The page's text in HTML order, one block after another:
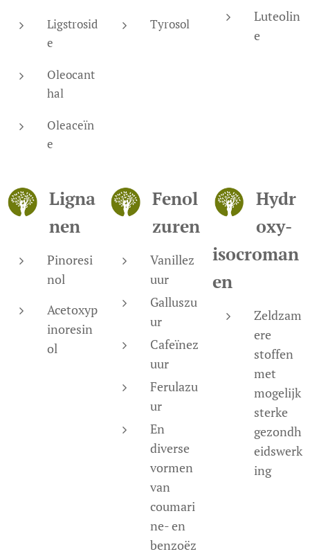
Ligstrosid
e
Oleocant
hal
Oleaceïn
e
Tyrosol
Luteolin
e
Ligna
nen
Pinoresi
nol
Acetoxyp
inoresin
ol
Fenol
zuren
Vanillez
uur
Galluszu
ur
Cafeïnez
uur
Ferulazu
ur
En
diverse
vormen
van
coumari
ne- en
benzoëz
Hydr
oxy-
isocroman
en
Zeldzam
ere
stoffen
met
mogelijk
sterke
gezondh
eidswerk
ing